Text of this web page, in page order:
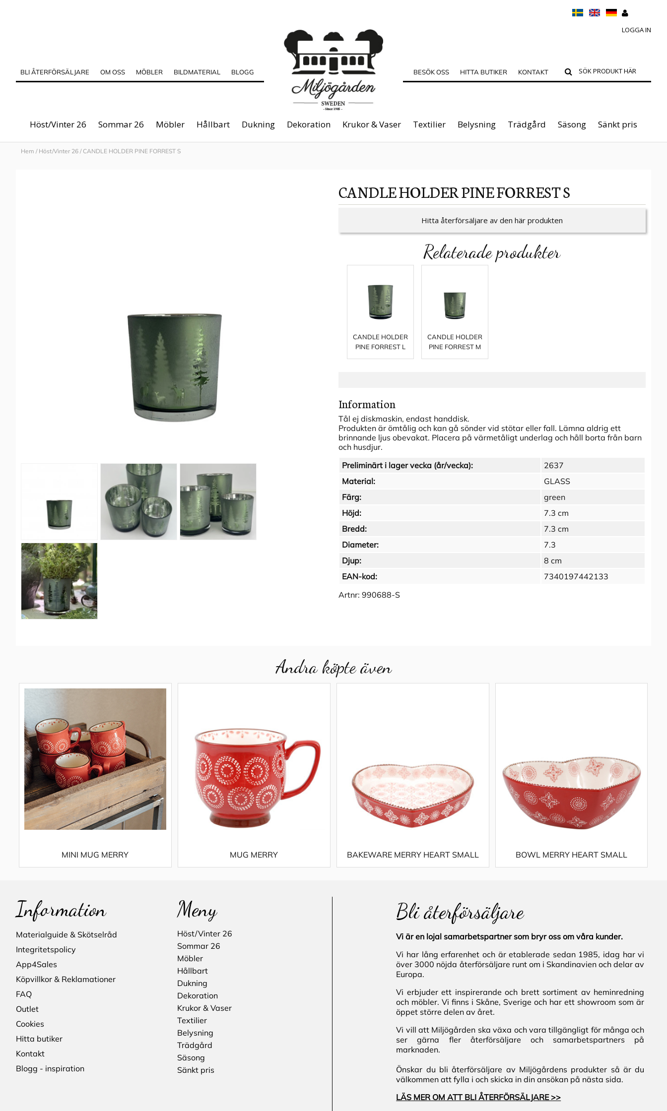
LOGGA IN
BLI ÅTERFÖRSÄLJARE OM OSS MÖBLER BILDMATERIAL BLOGG BESÖK OSS HITTA BUTIKER KONTAKT
Höst/Vinter 26 Sommar 26 Möbler Hållbart Dukning Dekoration Krukor & Vaser Textilier Belysning Trädgård Säsong Sänkt pris
Hem / Höst/Vinter 26 / CANDLE HOLDER PINE FORREST S
CANDLE HOLDER PINE FORREST S
Hitta återförsäljare av den här produkten
Relaterade produkter
CANDLE HOLDER
PINE FORREST L
CANDLE HOLDER
PINE FORREST M
Information
Tål ej diskmaskin, endast handdisk.
Produkten är ömtålig och kan gå sönder vid stötar eller fall. Lämna aldrig ett
brinnande ljus obevakat. Placera på värmetåligt underlag och håll borta från barn
och husdjur.
Preliminärt i lager vecka (år/vecka):
2637
Material:
GLASS
Färg:
green
Höjd:
7.3 cm
Bredd:
7.3 cm
Diameter:
7.3
Djup:
8 cm
EAN-kod:
7340197442133
Artnr: 990688-S
Andra köpte även
MINI MUG MERRY MUG MERRY BAKEWARE MERRY HEART SMALL BOWL MERRY HEART SMALL
Information
Materialguide & Skötselråd
Integritetspolicy
App4Sales
Köpvillkor & Reklamationer
FAQ
Outlet
Cookies
Hitta butiker
Kontakt
Blogg - inspiration
Meny
Höst/Vinter 26
Sommar 26
Möbler
Hållbart
Dukning
Dekoration
Krukor & Vaser
Textilier
Belysning
Trädgård
Säsong
Sänkt pris
Bli återförsäljare
Vi är en lojal samarbetspartner som bryr oss om våra kunder.
Vi har lång erfarenhet och är etablerade sedan 1985, idag har vi
över 3000 nöjda återförsäljare runt om i Skandinavien och delar av
Europa.
Vi erbjuder ett inspirerande och brett sortiment av heminredning
och möbler. Vi finns i Skåne, Sverige och har ett showroom som är
öppet större delen av året.
Vi vill att Miljögården ska växa och vara tillgängligt för många och
ser gärna fler återförsäljare och samarbetspartners på
marknaden.
Önskar du bli återförsäljare av Miljögårdens produkter så är du
välkommen att fylla i och skicka in din ansökan på nästa sida.
LÄS MER OM ATT BLI ÅTERFÖRSÄLJARE >>